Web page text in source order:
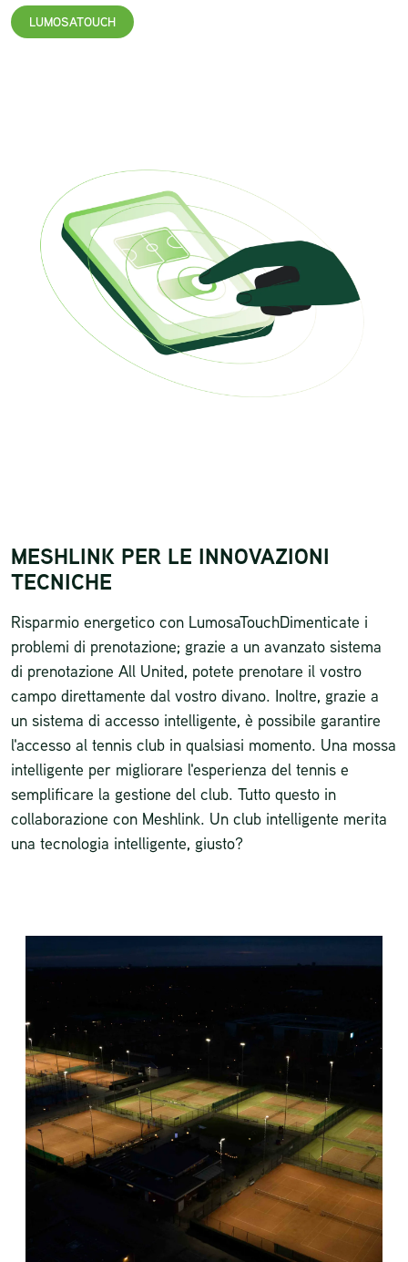
LUMOSATOUCH
MESHLINK PER LE INNOVAZIONI
TECNICHE
Risparmio energetico con LumosaTouchDimenticate i
problemi di prenotazione; grazie a un avanzato sistema
di prenotazione All United, potete prenotare il vostro
campo direttamente dal vostro divano. Inoltre, grazie a
un sistema di accesso intelligente, è possibile garantire
l'accesso al tennis club in qualsiasi momento. Una mossa
intelligente per migliorare l'esperienza del tennis e
semplificare la gestione del club. Tutto questo in
collaborazione con Meshlink. Un club intelligente merita
una tecnologia intelligente, giusto?